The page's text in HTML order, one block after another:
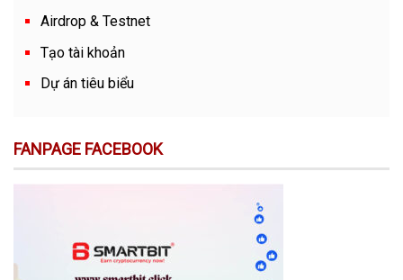
Airdrop & Testnet
Tạo tài khoản
Dự án tiêu biểu
FANPAGE FACEBOOK